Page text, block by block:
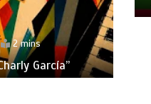
2 mins
García”